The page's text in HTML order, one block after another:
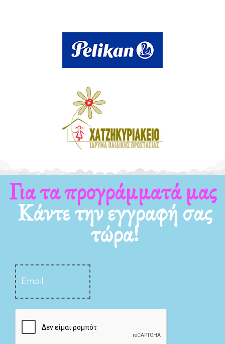
Για τα νέα μας
Κάντε την εγγραφή σας
τώρα!